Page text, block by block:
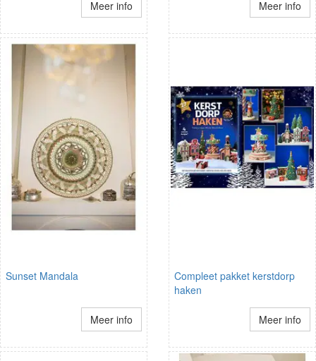
Meer info Meer info
Sunset Mandala
Meer info
Compleet pakket kerstdorp
haken
Meer info